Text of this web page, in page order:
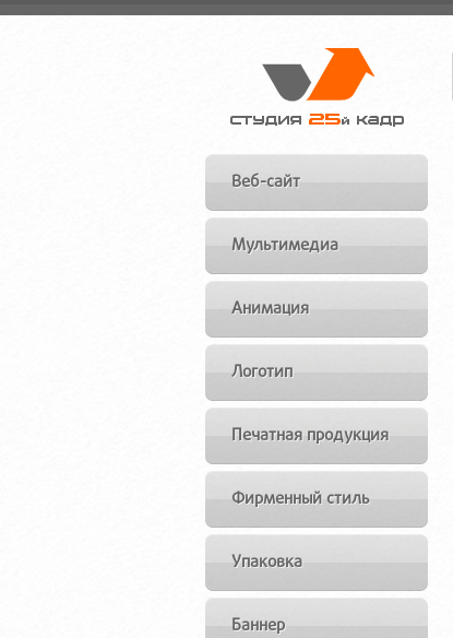
Веб-сайт
Мультимедиа
Анимация
Логотип
Печатная продукция
Фирменный стиль
Упаковка
Баннер